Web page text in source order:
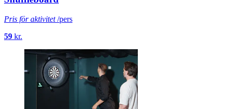
Pris för aktivitet/pers
59 kr.